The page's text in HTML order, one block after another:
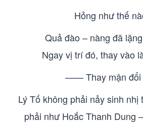
Hỏng như thế
Quả đào – nàng đã
Ngay vị trí đó, thay vào
—— Thay mận đổi
Lý Tố không phải nảy sinh nhị
phải như Hoắc Thanh Dung